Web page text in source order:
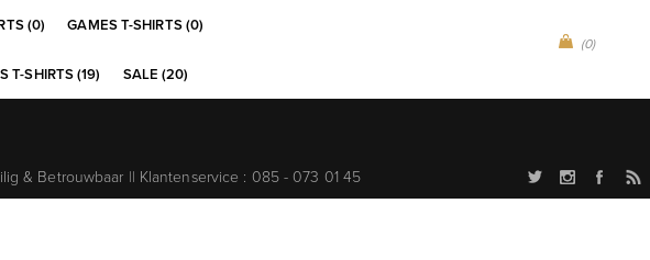
(0)
(0) GAMES T-SHIRTS (0)
T-SHIRTS (19) SALE (20)
& Betrouwbaar || Klantenservice : 085 - 073 01 45